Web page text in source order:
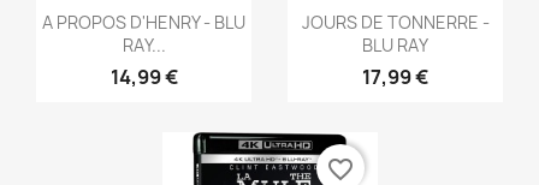
Aperçu rapide
A PROPOS D'HENRY - BLU
RAY...
14,99 €
Aperçu rapide
JOURS DE TONNERRE -
BLU RAY
17,99 €
favorite_border